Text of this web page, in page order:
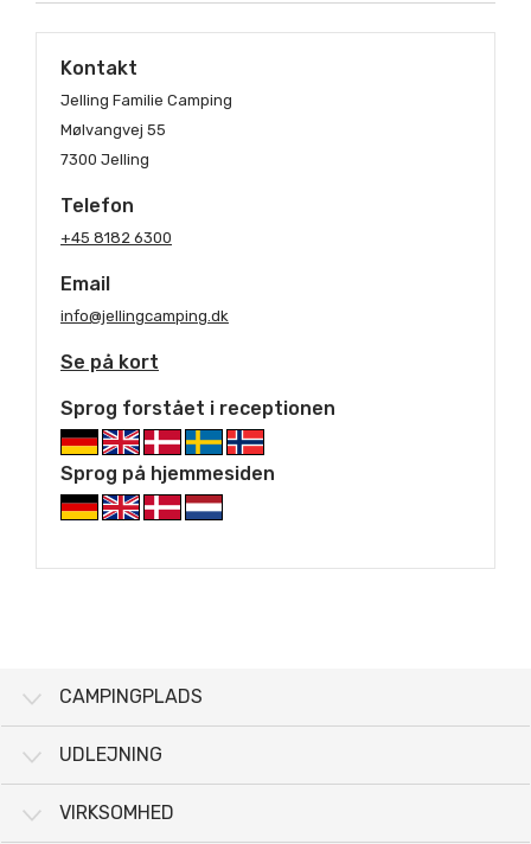
Kontakt
Jelling Familie Camping
Mølvangvej 55
7300 Jelling
Telefon
+45 8182 6300
Email
info@jellingcamping.dk
Se på kort
Sprog forstået i receptionen
Sprog på hjemmesiden
CAMPINGPLADS
UDLEJNING
VIRKSOMHED